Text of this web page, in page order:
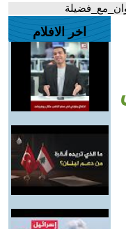
اخر الافلام